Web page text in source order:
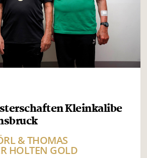
Kleinkalibe
& THOMAS
HOLTEN GOLD